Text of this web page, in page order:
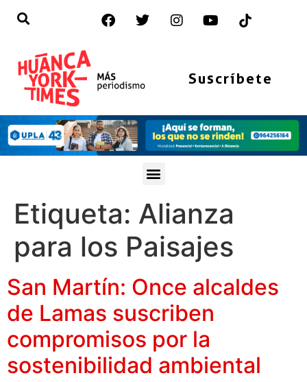
Suscríbete
Etiqueta: Alianza
para los Paisajes
San Martín: Once alcaldes
de Lamas suscriben
compromisos por la
sostenibilidad ambiental